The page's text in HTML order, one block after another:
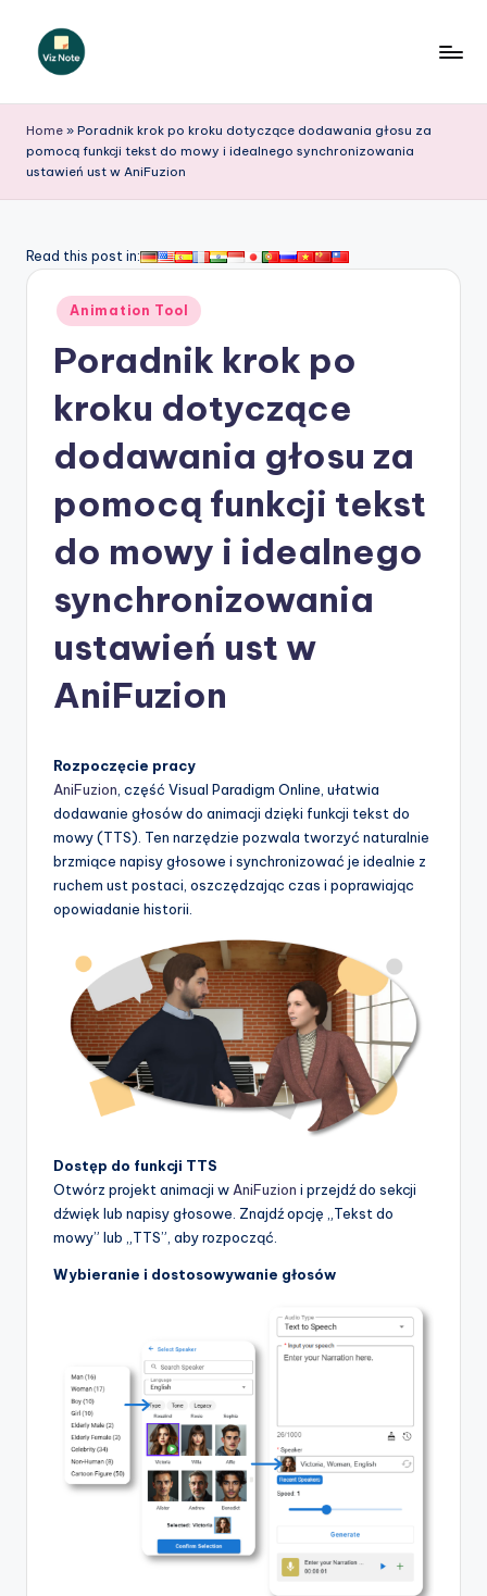
iz
N
o
e
A
si
&
S
o
d
Home » Poradnik krok po kroku dotyczące dodawania głosu za
pomocą funkcji tekst do mowy i idealnego synchronizowania
ustawień ust w AniFuzion
Read this post in:
Posted
in
Animation Tool
Poradnik krok po
kroku dotyczące
dodawania głosu za
pomocą funkcji tekst
do mowy i idealnego
synchronizowania
ustawień ust w
AniFuzion
Rozpoczęcie pracy
AniFuzion , część Visual Paradigm Online, ułatwia
dodawanie głosów do animacji dzięki funkcji tekst do
mowy (TTS). Ten narzędzie pozwala tworzyć naturalnie
brzmiące napisy głosowe i synchronizować je idealnie z
ruchem ust postaci, oszczędzając czas i poprawiając
opowiadanie historii.
Dostęp do funkcji TTS
Otwórz projekt animacji w AniFuzion i przejdź do sekcji
dźwięk lub napisy głosowe. Znajdź opcję „Tekst do
mowy” lub „TTS”, aby rozpocząć.
Wybieranie i dostosowywanie głosów